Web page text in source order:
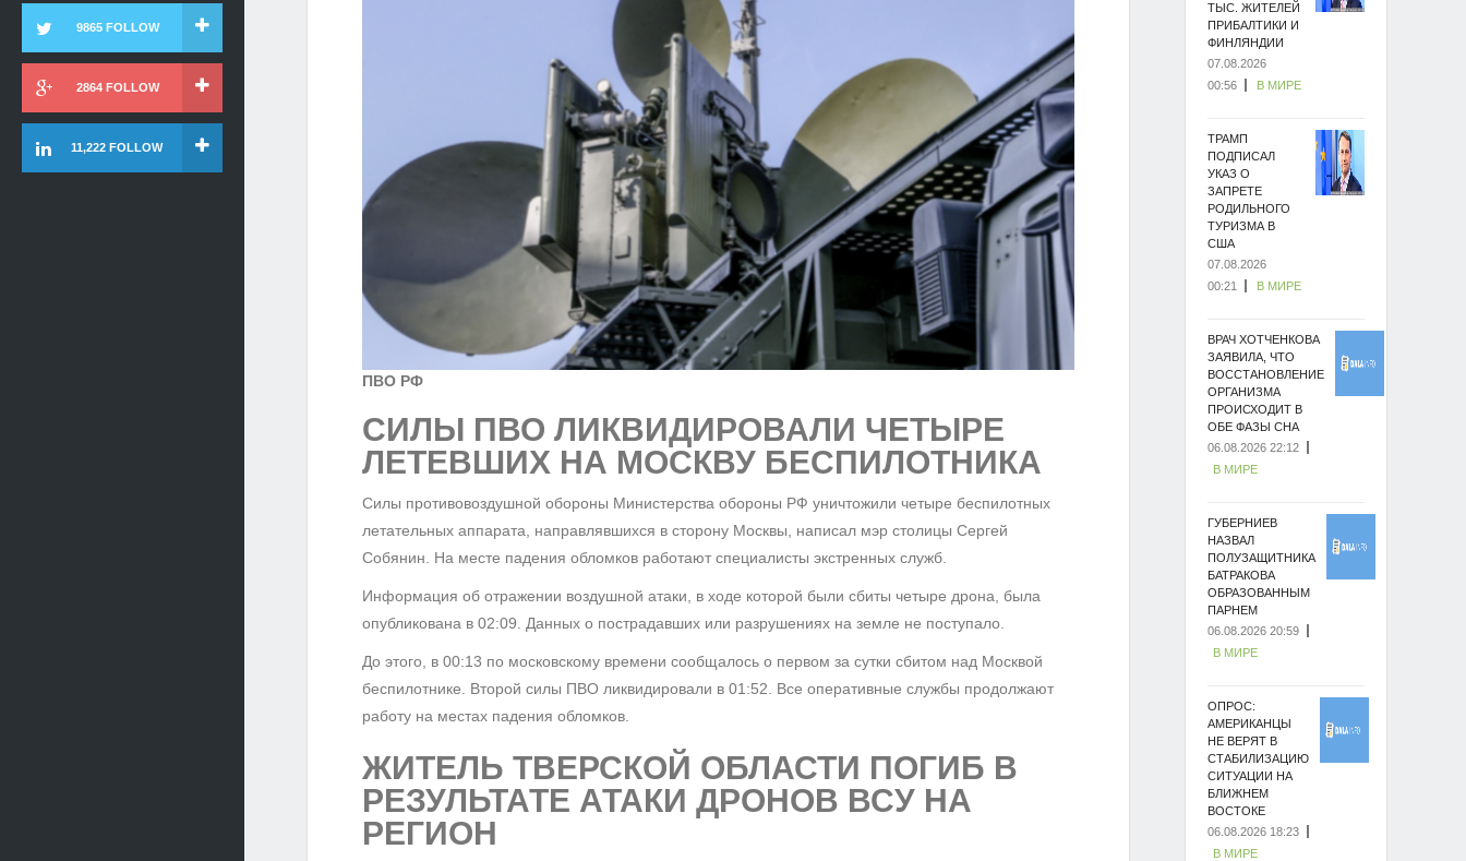
9865 FOLLOW
2864 FOLLOW
11,222 FOLLOW
ПВО РФ
СИЛЫ ПВО ЛИКВИДИРОВАЛИ ЧЕТЫРЕ
ЛЕТЕВШИХ НА МОСКВУ БЕСПИЛОТНИКА
Силы противовоздушной обороны Министерства обороны РФ уничтожили четыре беспилотных
летательных аппарата, направлявшихся в сторону Москвы, написал мэр столицы Сергей
Собянин. На месте падения обломков работают специалисты экстренных служб.
Информация об отражении воздушной атаки, в ходе которой были сбиты четыре дрона, была
опубликована в 02:09. Данных о пострадавших или разрушениях на земле не поступало.
До этого, в 00:13 по московскому времени сообщалось о первом за сутки сбитом над Москвой
беспилотнике. Второй силы ПВО ликвидировали в 01:52. Все оперативные службы продолжают
работу на местах падения обломков.
ЖИТЕЛЬ ТВЕРСКОЙ ОБЛАСТИ ПОГИБ В
РЕЗУЛЬТАТЕ АТАКИ ДРОНОВ ВСУ НА
РЕГИОН
ТЫС. ЖИТЕЛЕЙ
ПРИБАЛТИКИ И
ФИНЛЯНДИИ
07.08.2026
00:56
В МИРЕ
ТРАМП
ПОДПИСАЛ
УКАЗ О
ЗАПРЕТЕ
РОДИЛЬНОГО
ТУРИЗМА В
США
07.08.2026
00:21
В МИРЕ
ВРАЧ ХОТЧЕНКОВА
ЗАЯВИЛА, ЧТО
ВОССТАНОВЛЕНИЕ
ОРГАНИЗМА
ПРОИСХОДИТ В
ОБЕ ФАЗЫ СНА
06.08.2026 22:12
В МИРЕ
ГУБЕРНИЕВ
НАЗВАЛ
ПОЛУЗАЩИТНИКА
БАТРАКОВА
ОБРАЗОВАННЫМ
ПАРНЕМ
06.08.2026 20:59
В МИРЕ
ОПРОС:
АМЕРИКАНЦЫ
НЕ ВЕРЯТ В
СТАБИЛИЗАЦИЮ
СИТУАЦИИ НА
БЛИЖНЕМ
ВОСТОКЕ
06.08.2026 18:23
В МИРЕ